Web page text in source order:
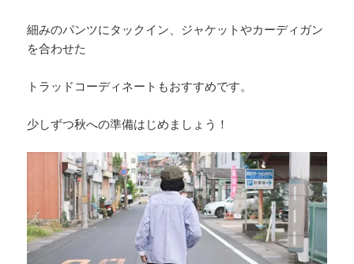
細みのパンツにタックイン、ジャケットやカーディガン
を合わせた
トラッドコーディネートもおすすめです。
少しずつ秋への準備はじめましょう！